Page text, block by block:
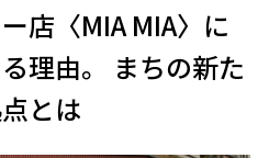
店〈MIA MIA〉に
理由。 まちの新た
とは